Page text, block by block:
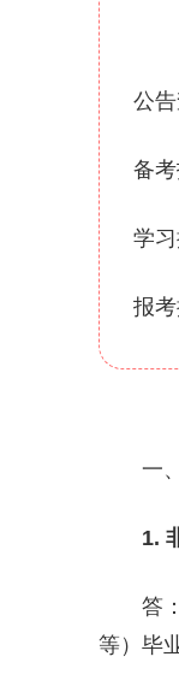
公告
备考
学习
报考
一、
1.
答：
等）毕